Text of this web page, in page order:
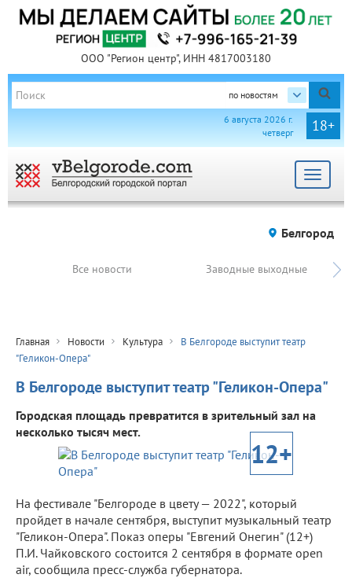
ООО "Регион центр", ИНН 4817003180
по новостям
18+
6 августа 2026 г.
четверг
Toggle
Белгород
Все новости Заводные выходные
Главная Новости Культура
В Белгороде выступит театр
"Геликон-Опера"
В Белгороде выступит театр "Геликон-Опера"
Городская площадь превратится в зрительный зал на
несколько тысяч мест.
12+
На фестивале "Белгороде в цвету — 2022", который
пройдет в начале сентября, выступит музыкальный театр
"Геликон-Опера". Показ оперы "Евгений Онегин" (12+)
П.И. Чайковского состоится 2 сентября в формате open
air, сообщила пресс-служба губернатора.